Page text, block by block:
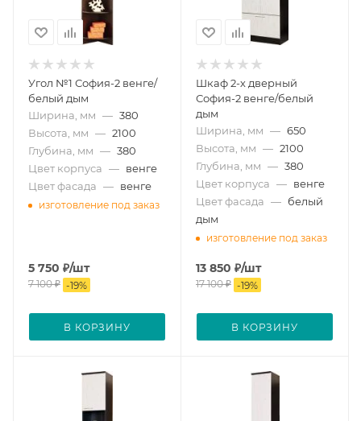
Угол №1 София-2 венге/
белый дым
Ширина, мм — 380
Высота, мм — 2100
Глубина, мм — 380
Цвет корпуса — венге
Цвет фасада — венге
изготовление под заказ
5 750 ₽/шт
7 100₽ -19%
В КОРЗИНУ
Шкаф 2-х дверный
София-2 венге/белый
дым
Ширина, мм — 650
Высота, мм — 2100
Глубина, мм — 380
Цвет корпуса — венге
Цвет фасада — белый
дым
изготовление под заказ
13 850 ₽/шт
17 100₽ -19%
В КОРЗИНУ